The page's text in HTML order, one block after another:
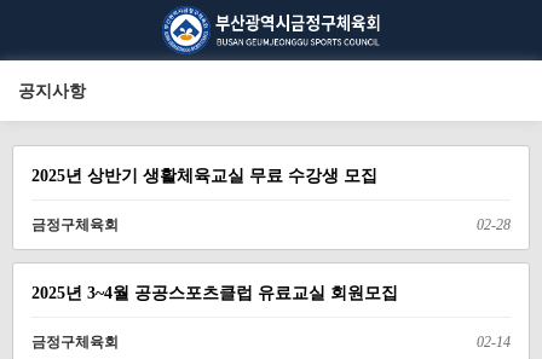
공지사항
2025년 상반기 생활체육교실 무료 수강생 모집
금정구체육회 02-28
2025년 3~4월 공공스포츠클럽 유료교실 회원모집
금정구체육회 02-14